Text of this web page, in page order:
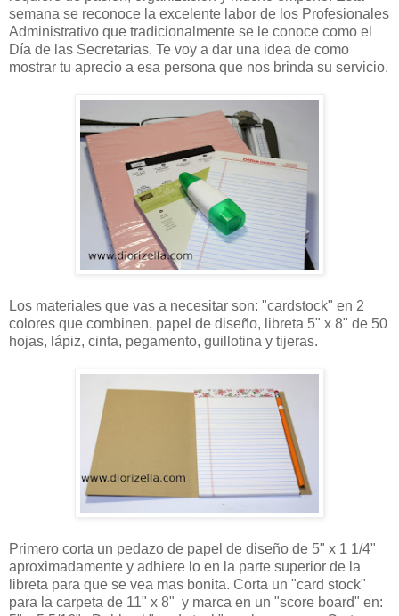
semana se reconoce la excelente labor de los Profesionales
Administrativo que tradicionalmente se le conoce como el
Día de las Secretarias. Te voy a dar una idea de como
mostrar tu aprecio a esa persona que nos brinda su servicio.
Los materiales que vas a necesitar son: "cardstock" en 2
colores que combinen, papel de diseño, libreta 5" x 8" de 50
hojas, lápiz, cinta, pegamento, guillotina y tijeras.
Primero corta un pedazo de papel de diseño de 5" x 1 1/4"
aproximadamente y adhiere lo en la parte superior de la
libreta para que se vea mas bonita. Corta un "card stock"
para la carpeta de 11" x 8" y marca en un "score board" en: